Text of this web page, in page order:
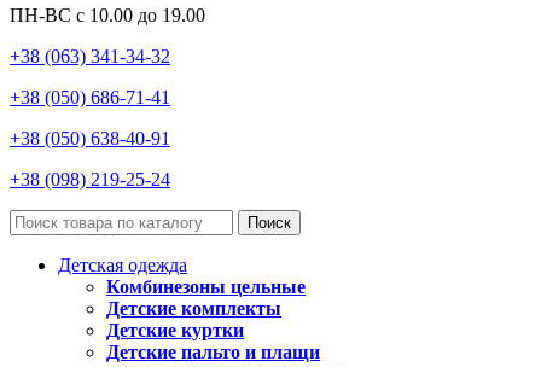
ПН-ВС с 10.00 до 19.00
+38 (063) 341-34-32
+38 (050) 686-71-41
+38 (050) 638-40-91
+38 (098) 219-25-24
Поиск
Детская одежда
Комбинезоны цельные
Детские комплекты
Детские куртки
Детские пальто и плащи